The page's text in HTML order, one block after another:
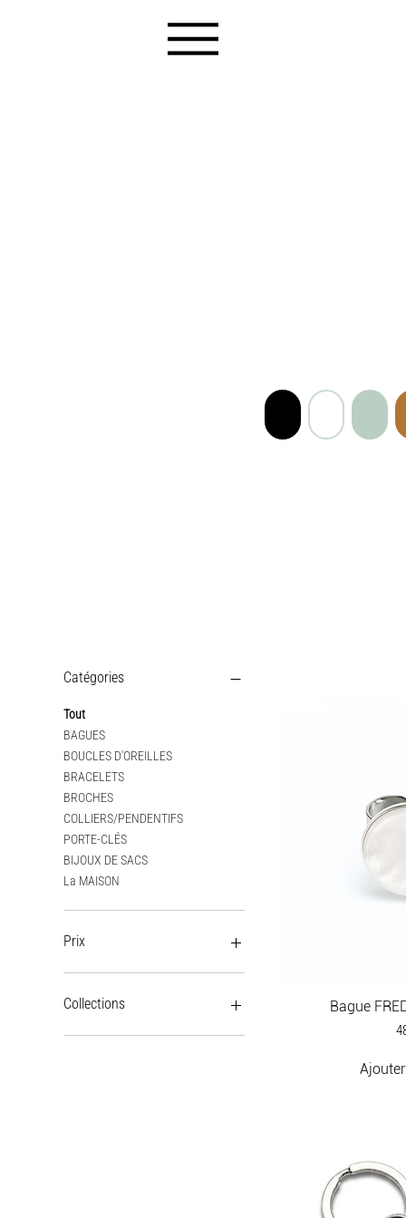
Catégories
Tout
BAGUES
BOUCLES D'OREILLES
BRACELETS
BROCHES
COLLIERS/PENDENTIFS
PORTE-CLÉS
BIJOUX DE SACS
La MAISON
Prix
0 €
Collections
Collec' ROCK ME BABY
Bague